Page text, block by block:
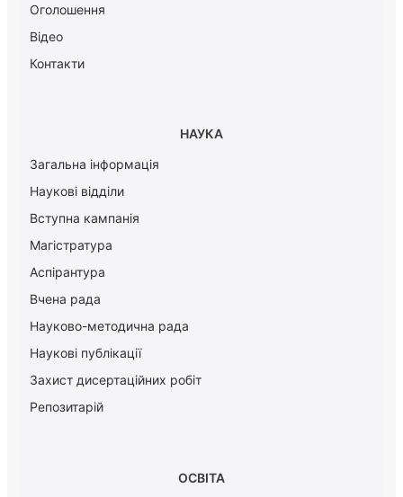
Оголошення
Відео
Контакти
НАУКА
Загальна інформація
Наукові відділи
Вступна кампанія
Магістратура
Аспірантура
Вчена рада
Науково-методична рада
Наукові публікації
Захист дисертаційних робіт
Репозитарій
ОСВІТА